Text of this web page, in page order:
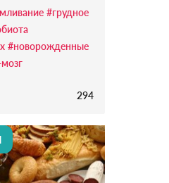
#грудное
#новорожденные
294